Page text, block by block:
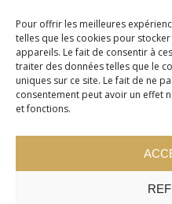
Pour offrir les meilleures
telles que les cookies pour
appareils. Le fait de consentir à
traiter des données telles que le
uniques sur ce site. Le fait de ne
consentement peut avoir un effet
et fonctions.
Desmaures QC G3A 0M7
© 2024 Cercle Kaizen. Tous droits